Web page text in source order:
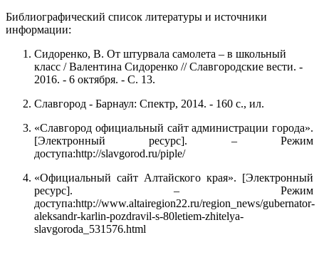
Библиографический список литературы и источники
информации:
Сидоренко, В. От штурвала самолета – в школьный
класс / Валентина Сидоренко // Славгородские вести. -
2016. - 6 октября. - С. 13.
Славгород - Барнаул: Спектр, 2014. - 160 с., ил.
«Славгород официальный сайт администрации города».
[Электронный ресурс]. – Режим
доступа:http://slavgorod.ru/piple/
«Официальный сайт Алтайского края». [Электронный
ресурс]. – Режим
доступа:http://www.altairegion22.ru/region_news/gubernator-
aleksandr-karlin-pozdravil-s-80letiem-zhitelya-
slavgoroda_531576.html